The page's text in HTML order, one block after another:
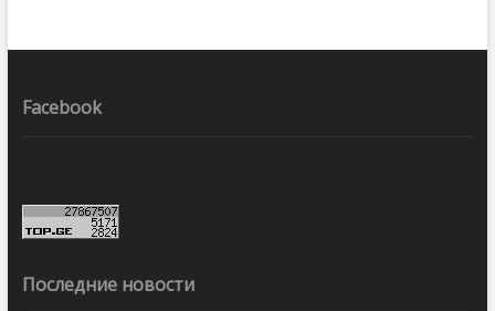
Facebook
Последние новости